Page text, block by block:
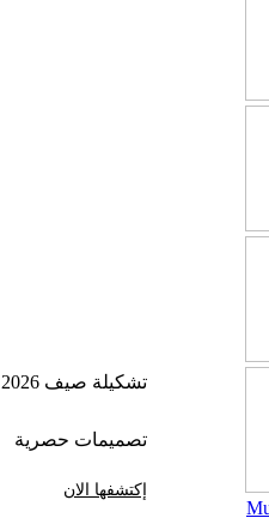
تشكيلة صيف 2026
تصميمات حصرية
إكتشفها الان